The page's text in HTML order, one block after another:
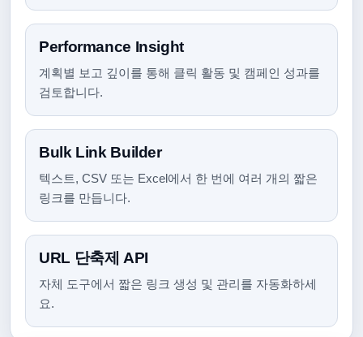
Performance Insight
계획별 보고 깊이를 통해 클릭 활동 및 캠페인 성과를
검토합니다.
Bulk Link Builder
텍스트, CSV 또는 Excel에서 한 번에 여러 개의 짧은
링크를 만듭니다.
URL 단축제 API
자체 도구에서 짧은 링크 생성 및 관리를 자동화하세
요.